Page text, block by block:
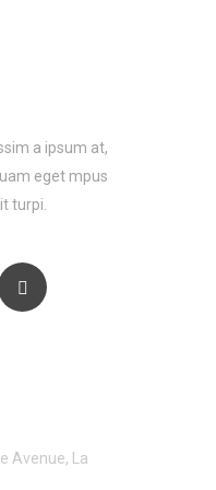
a ipsum at,
eget mpus
turpi.
Avenue, La